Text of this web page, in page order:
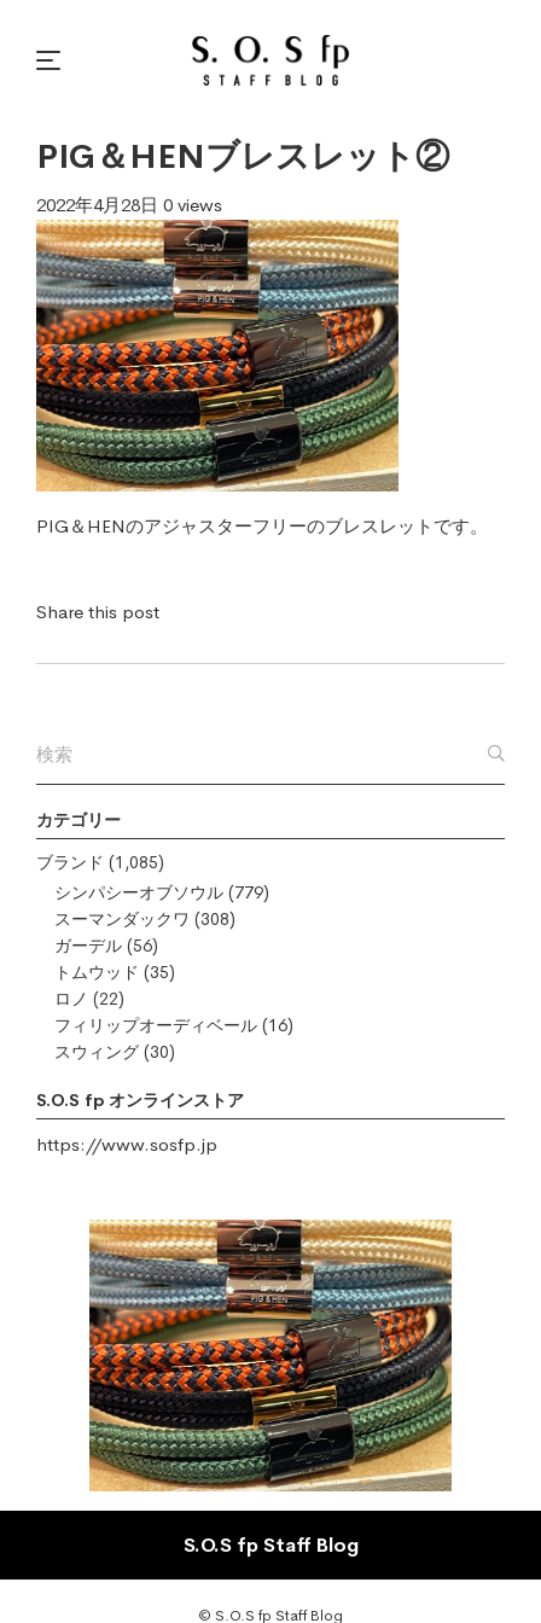
カテゴリー
ブランド (1,085)
シンパシーオブソウル (779)
スーマンダックワ (308)
ガーデル (56)
トムウッド (35)
ロノ (22)
フィリップオーディベール (16)
スウィング (30)
S.O.S fp オンラインストア
https://www.sosfp.jp
PIG＆HENブレスレット②
2022年4月28日 0 views
PIG＆HENのアジャスターフリーのブレスレットです。
Share this post
S.O.S fp Staff Blog
© S.O.S fp Staff Blog